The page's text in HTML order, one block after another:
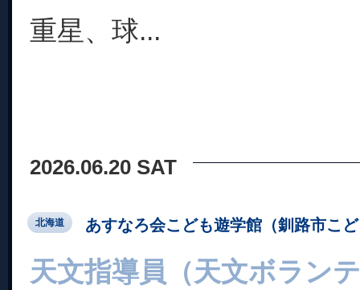
重星、球...
2026.06.20 SAT
北海道 あすなろ会こども遊学館（釧路市こ
天文指導員（天文ボラン